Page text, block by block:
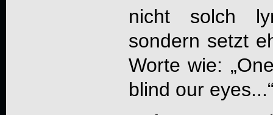
nicht solch
sondern setzt
Worte wie:
blind our